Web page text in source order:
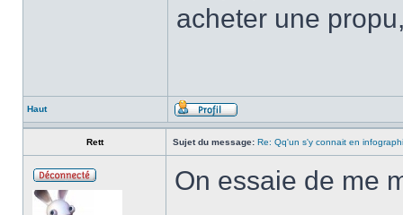
acheter une
Haut
Rett Sujet du message: Re: Qq'un s'y connait en
On essaie de me